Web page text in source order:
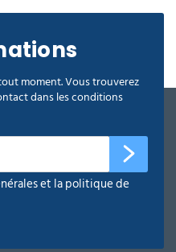
moment. Vous trouverez
dans les conditions
et la politique de